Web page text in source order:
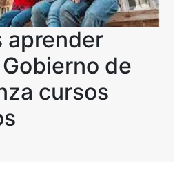
aprender
de
cursos